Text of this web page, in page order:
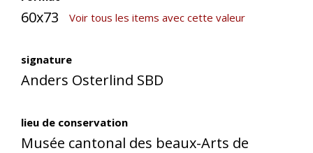
60x73 Voir tous les items avec cette valeur
signature
Anders Osterlind SBD
lieu de conservation
Musée cantonal des beaux-Arts de